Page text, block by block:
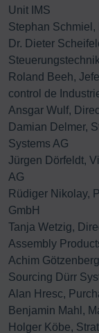
Unit IMS
Stephan Schmiel,
Dr. Dieter
Roland Beeh,
control de
Ansgar Wulf,
Damian Delmer,
Systems AG
Jürgen Dörfeldt,
AG
Rüdiger Nikolay,
GmbH
Tanja Wetzig,
Assembly
Achim
Sourcing Dürr
Alan Hresc,
Benjamin Mahl,
Holger Köbe,